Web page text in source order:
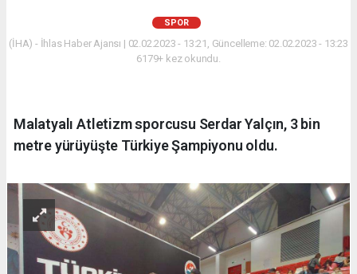
SPOR
(İHA) - İhlas Haber Ajansı | 02.02.2023 - 13:21, Güncelleme: 02.02.2023 - 13:23
6179+ kez okundu.
Malatyalı Atletizm sporcusu Serdar Yalçın, 3 bin
metre yürüyüşte Türkiye Şampiyonu oldu.